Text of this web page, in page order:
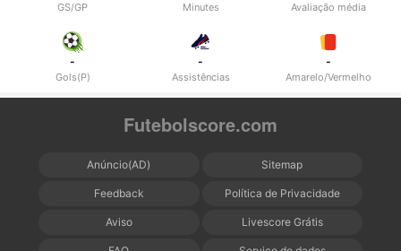
GS/GP Minutes Avaliação média
-
Gols(P)
-
Assistências
-
Amarelo/Vermelho
Futebolscore.com
Anúncio(AD) Sitemap
Feedback Política de Privacidade
Aviso Livescore Grátis